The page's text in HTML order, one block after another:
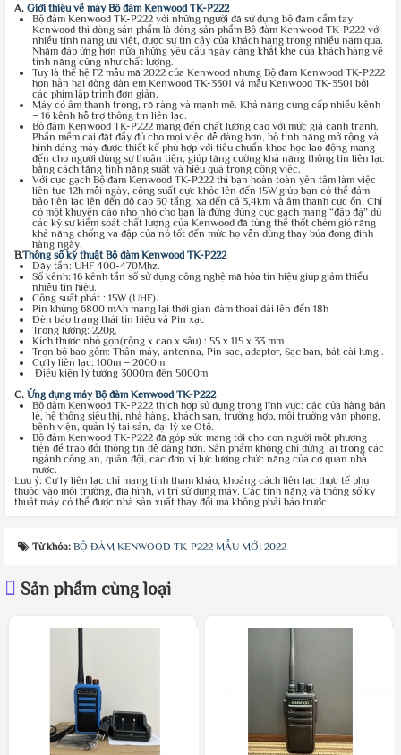
A. Giới thiệu về máy Bộ đàm Kenwood TK-P222
Bộ đàm Kenwood TK-P222 với những người đã sử dụng bộ đàm cầm tay
Kenwood thì dòng sản phẩm là dòng sản phẩm Bộ đàm Kenwood TK-P222 với
nhiều tính năng ưu việt, được sự tin cậy của khách hàng trong nhiều năm qua.
Nhằm đáp ứng hơn nữa những yêu cầu ngày càng khắt khe của khách hàng về
tính năng cũng như chất lượng.
Tuy là thế hệ F2 mẫu mã 2022 của Kenwood nhưng Bộ đàm Kenwood TK-P222
hơn hẳn hai dòng đàn em Kenwood TK-3301 và mẫu Kenwood TK-3501 bởi
các phím lập trình đơn giản.
Máy có âm thanh trong, rõ ràng và mạnh mẽ. Khả năng cung cấp nhiều kênh
– 16 kênh hỗ trợ thông tin liên lạc.
Bộ đàm Kenwood TK-P222 mang đến chất lượng cao với mức giá cạnh tranh.
Phần mềm cài đặt đầy đủ cho mọi việc dễ dàng hơn, bộ tính năng mở rộng và
hình dáng máy được thiết kế phù hợp với tiêu chuẩn khoa học lao động mang
đến cho người dùng sự thuận tiện, giúp tăng cường khả năng thông tin liên lạc
bằng cách tăng tính năng suất và hiệu quả trong công việc.
Với cục gạch Bộ đàm Kenwood TK-P222 thì bạn hoàn toàn yên tâm làm việc
liên tục 12h mỗi ngày, công suất cực khỏe lên đến 15W giúp bạn có thể đảm
bảo liên lạc lên đến độ cao 30 tầng, xa đến cả 3,4km và âm thanh cực ổn. Chỉ
có một khuyến cáo nho nhỏ cho bạn là đừng dùng cục gạch mang “đập đá” dù
các kỹ sư kiểm soát chất lượng của Kenwood đã từng thề thốt chém gió rằng
khả năng chống va đập của nó tốt đến mức họ vẫn dùng thay búa đóng đinh
hàng ngày.
B.Thông số kỹ thuật Bộ đàm Kenwood TK-P222
Dãy tần: UHF 400-470Mhz.
Số kênh: 16 kênh tần số sử dụng công nghệ mã hóa tín hiệu giúp giảm thiểu
nhiễu tín hiệu.
Công suất phát : 15W (UHF).
Pin khủng 6800 mAh mang lại thời gian đàm thoại dài lên đến 18h
Đèn báo trạng thái tín hiệu và Pin xạc
Trọng lượng: 220g.
Kích thước nhỏ gọn(rộng x cao x sâu) : 55 x 115 x 33 mm
Trọn bộ bao gồm: Thân máy, antenna, Pin sạc, adaptor, Sạc bàn, bát cài lưng .
Cự ly liên lạc: 100m – 2000m
Điều kiện lý tưởng 3000m đến 5000m
C. Ứng dụng máy Bộ đàm Kenwood TK-P222
Bộ đàm Kenwood TK-P222 thích hợp sử dụng trong lĩnh vực: các cửa hàng bán
lẻ, hệ thống siêu thị, nhà hàng, khách sạn, trường hợp, môi trường văn phòng,
bệnh viện, quản lý tài sản, đại lý xe Otô.
Bộ đàm Kenwood TK-P222 đã góp sức mang tới cho con người một phương
tiện để trao đổi thông tin dễ dàng hơn. Sản phẩm không chỉ dừng lại trong các
ngành công an, quân đội, các đơn vị lực lượng chức năng của cơ quan nhà
nước.
Lưu ý: Cự ly liên lạc chỉ mang tính tham khảo, khoảng cách liên lạc thực tế phụ
thuộc vào môi trường, địa hình, vị trí sử dụng máy. Các tính năng và thông số kỹ
thuật máy có thể được nhà sản xuất thay đổi mà không phải báo trước.
Từ khóa: BỘ ĐÀM KENWOOD TK-P222 MẪU MỚI 2022
Sản phẩm cùng loại